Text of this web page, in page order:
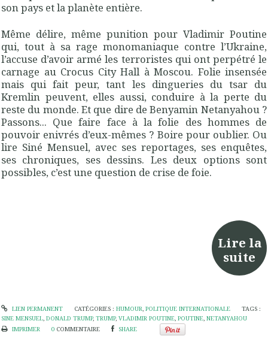
son pays et la planète entière.
Même délire, même punition pour Vladimir Poutine
qui, tout à sa rage monomaniaque contre l’Ukraine,
l’accuse d’avoir armé les terroristes qui ont perpétré le
carnage au Crocus City Hall à Moscou. Folie insensée
mais qui fait peur, tant les dingueries du tsar du
Kremlin peuvent, elles aussi, conduire à la perte du
reste du monde. Et que dire de Benyamin Netanyahou ?
Passons... Que faire face à la folie des hommes de
pouvoir enivrés d’eux-mêmes ? Boire pour oublier. Ou
lire Siné Mensuel, avec ses reportages, ses enquêtes,
ses chroniques, ses dessins. Les deux options sont
possibles, c’est une question de crise de foie.
Lire la
suite
LIEN PERMANENT CATÉGORIES : HUMOUR, POLITIQUE INTERNATIONALE
TAGS :
SINE MENSUEL, DONALD TRUMP, TRUMP, VLADIMIR POUTINE, POUTINE, NETANYAHOU
IMPRIMER
0 COMMENTAIRE SHARE